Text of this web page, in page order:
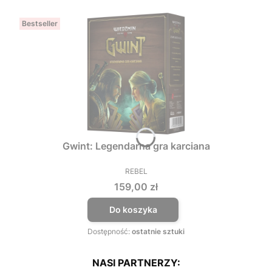
Bestseller
Gwint: Legendarna gra karciana
PRODUCENT
REBEL
Cena
159,00 zł
Do koszyka
Dostępność: ostatnie sztuki
NASI PARTNERZY: